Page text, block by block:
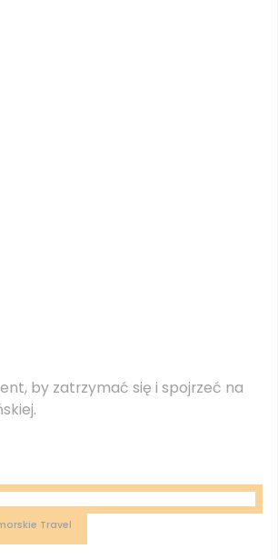
by zatrzymać się i spojrzeć na
Travel